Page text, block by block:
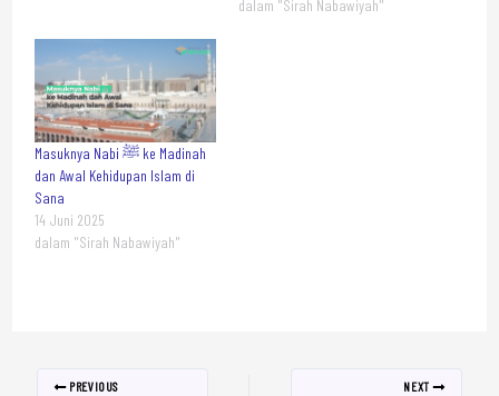
dalam "Sirah Nabawiyah"
Masuknya Nabi ﷺ ke Madinah
dan Awal Kehidupan Islam di
Sana
14 Juni 2025
dalam "Sirah Nabawiyah"
PREVIOUS NEXT